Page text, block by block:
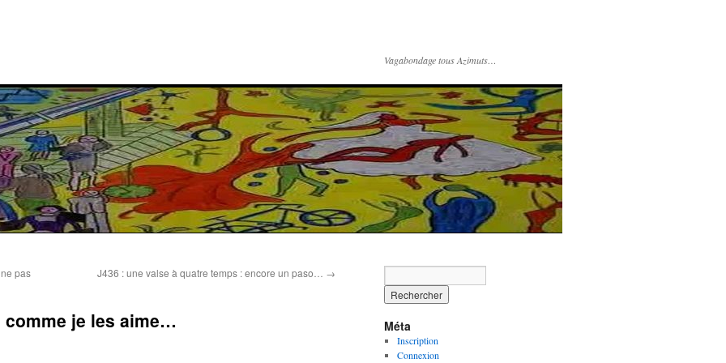
Vagabondage tous Azimuts…
pas
J436 : une valse à quatre temps : encore un paso… →
comme je les aime… Méta
Inscription
Connexion